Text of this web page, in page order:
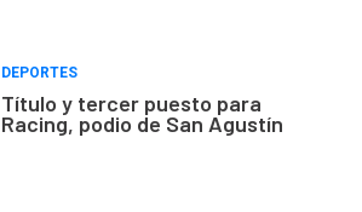
DEPORTES
Título y tercer puesto para
Racing, podio de San Agustín